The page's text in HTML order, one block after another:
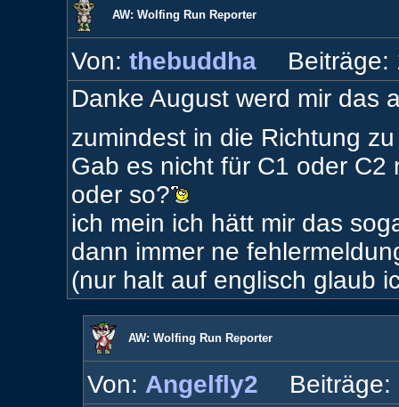
AW: Wolfing Run Reporter
Von: thebuddha
Danke August werd mir das
zumindest in die Richtung
Gab es nicht für C1 oder C2
oder so?
ich mein ich hätt mir das
dann immer ne
(nur halt auf englisch glaub
AW: Wolfing Run Reporter
Von: Angelfly2